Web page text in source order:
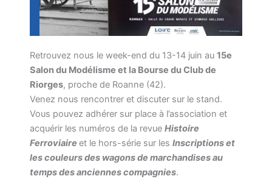
Retrouvez nous le week-end du 13-14 juin au15e
Salon du Modélisme et la Bourse du Club de
Riorges, proche de Roanne (42).
Venez nous rencontrer et discuter sur le stand.
Vous pouvez adhérer sur place à l’association et
acquérir les numéros de la revueHistoire
Ferroviaireet le hors-série sur lesInscriptions et
les couleurs des wagons de marchandises au
temps des anciennes compagnies.